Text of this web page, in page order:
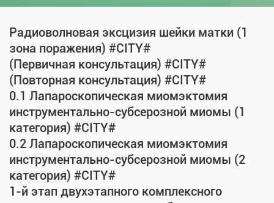
Радиоволновая эксцизия шейки матки (1
зона поражения) #CITY#
(Первичная консультация) #CITY#
(Повторная консультация) #CITY#
0.1 Лапароскопическая миомэктомия
инструментально-субсерозной миомы (1
категория) #CITY#
0.2 Лапароскопическая миомэктомия
инструментально-субсерозной миомы (2
категория) #CITY#
1-й этап двухэтапного комплексного